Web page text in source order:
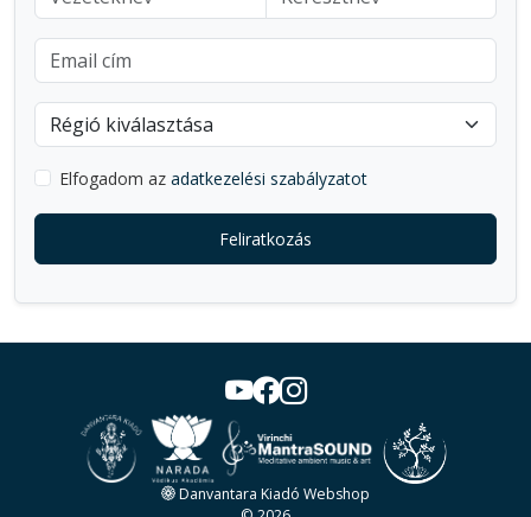
Elfogadom az adatkezelési szabályzatot
Feliratkozás
Danvantara Kiadó Webshop